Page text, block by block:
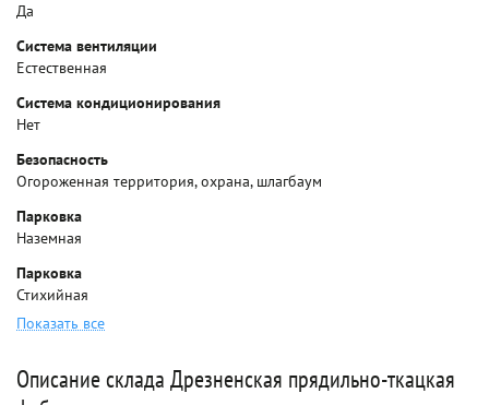
Да
Система вентиляции
Естественная
Система кондиционирования
Нет
Безопасность
Огороженная территория, охрана, шлагбаум
Парковка
Наземная
Парковка
Стихийная
Показать все
Описание склада Дрезненская прядильно-ткацкая